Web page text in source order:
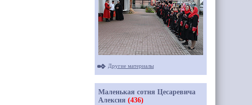
Другие материалы
Маленькая сотня Цесаревича
Алексия (436)